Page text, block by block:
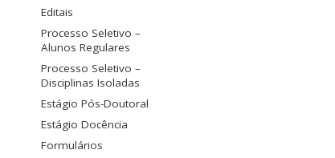
Editais
Processo Seletivo –
Alunos Regulares
Processo Seletivo –
Disciplinas Isoladas
Estágio Pós-Doutoral
Estágio Docência
Formulários